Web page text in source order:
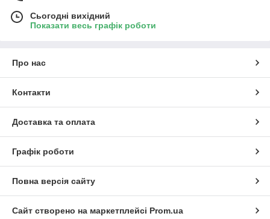
Сьогодні вихідний
Показати весь графік роботи
Про нас
Контакти
Доставка та оплата
Графік роботи
Повна версія сайту
Сайт створено на маркетплейсі Prom.ua